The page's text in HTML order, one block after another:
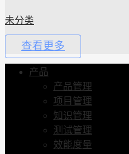
未分类
查看更多
产品
产品管理
项目管理
知识管理
测试管理
效能度量